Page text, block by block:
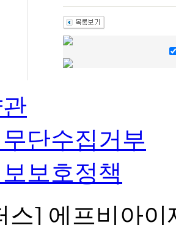
단수집거부
보호정책
스] 에프비아